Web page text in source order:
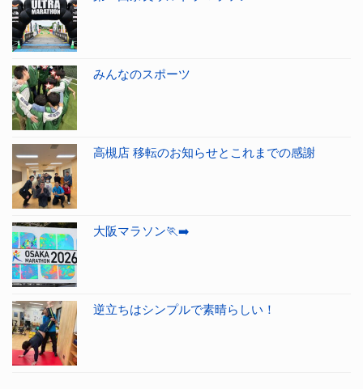
みんなのスポーツ
高槻店 移転のお知らせとこれまでの感謝
大阪マラソン🏃‍➡️
逆立ちはシンプルで素晴らしい！